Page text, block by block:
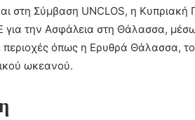
στη Σύμβαση UNCLOS, η
για την Ασφάλεια στη Θάλασσα,
περιοχές όπως η Ερυθρά Θάλασσα,
ωκεανού.